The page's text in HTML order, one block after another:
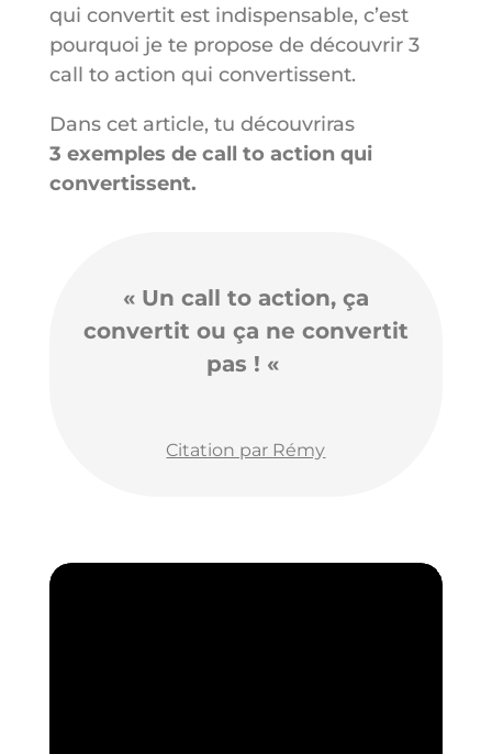
qui convertit est indispensable, c’est
pourquoi je te propose de découvrir 3
call to action qui convertissent.
Dans cet article, tu découvriras
3 exemples de call to action qui
convertissent.
« Un call to action, ça
convertit ou ça ne convertit
pas ! «
Citation par Rémy